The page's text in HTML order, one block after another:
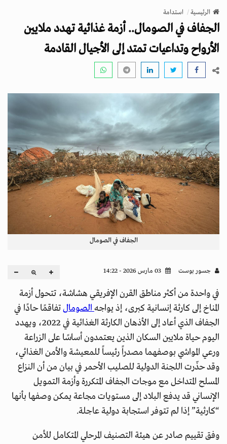
v
g
a
t
n
الرئيسية استدامة
الجفاف في الصومال.. أزمة غذائية تهدد ملايين
الأرواح وتداعيات تمتد إلى الأجيال القادمة
الجفاف في الصومال
جسور بوست
في واحدة من أكثر مناطق القرن الإفريقي هشاشة، تتحول أزمة
المناخ إلى كارثة إنسانية كبرى، إذ يواجهالصومالتفاقمًا حادًا في
الجفاف الذي أعاد إلى الأذهان الكارثة الغذائية في 2022، ويهدد
اليوم حياة ملايين السكان الذين يعتمدون أساسًا على الزراعة
ورعي المواشي بوصفهما مصدراً رئيساً للمعيشة والأمن الغذائي،
وقد حذّرت اللجنة الدولية للصليب الأحمر في بيان من أن النزاع
المسلح المتداخل مع موجات الجفاف المتكررة وأزمة التمويل
الإنساني قد يدفع البلاد إلى مستويات مجاعة يمكن وصفها بأنها
“كارثية” إذا لم تتوفر استجابة دولية عاجلة.
وفق تقييم صادر عن هيئة التصنيف المرحلي المتكامل للأمن